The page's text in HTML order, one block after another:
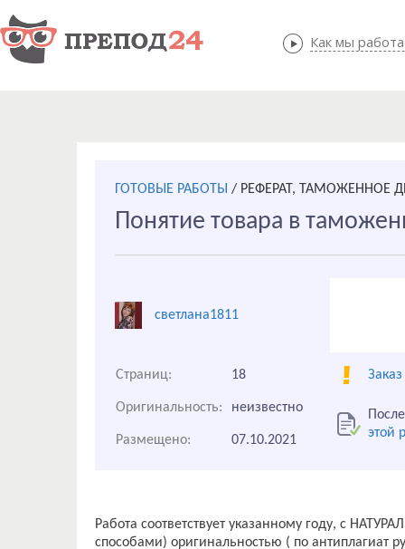
Как мы
Как мы
ГОТОВЫЕ РАБОТЫ / РЕФЕРАТ, ТАМОЖЕННОЕ
Понятие товара в
светлана1811
Страниц: 18
Оригинальность: неизвестно
этой
Размещено: 07.10.2021
Работа соответствует указанному году, с